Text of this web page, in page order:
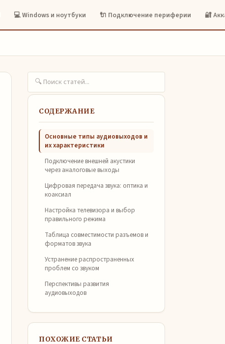
💻 Windows и ноутбуки 🔌 Подключение периферии 🔐
СОДЕРЖАНИЕ
Основные типы аудиовыходов и
их характеристики
Подключение внешней акустики
через аналоговые выходы
Цифровая передача звука: оптика и
коаксиал
Настройка телевизора и выбор
правильного режима
Таблица совместимости разъемов и
форматов звука
Устранение распространенных
проблем со звуком
Перспективы развития
аудиовыходов
ПОХОЖИЕ СТАТЬИ